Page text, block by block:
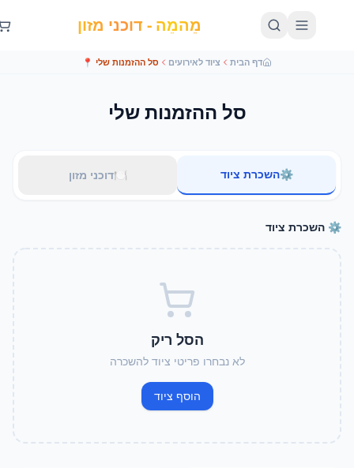
מֵהמֵה - דוכני מזון
דף הבית ציוד לאירועים סל ההזמנות שלי📍
סל ההזמנות שלי
השכרת ציוד דוכני מזון
השכרת ציוד
הסל ריק
לא נבחרו פריטי ציוד להשכרה
הוסף ציוד